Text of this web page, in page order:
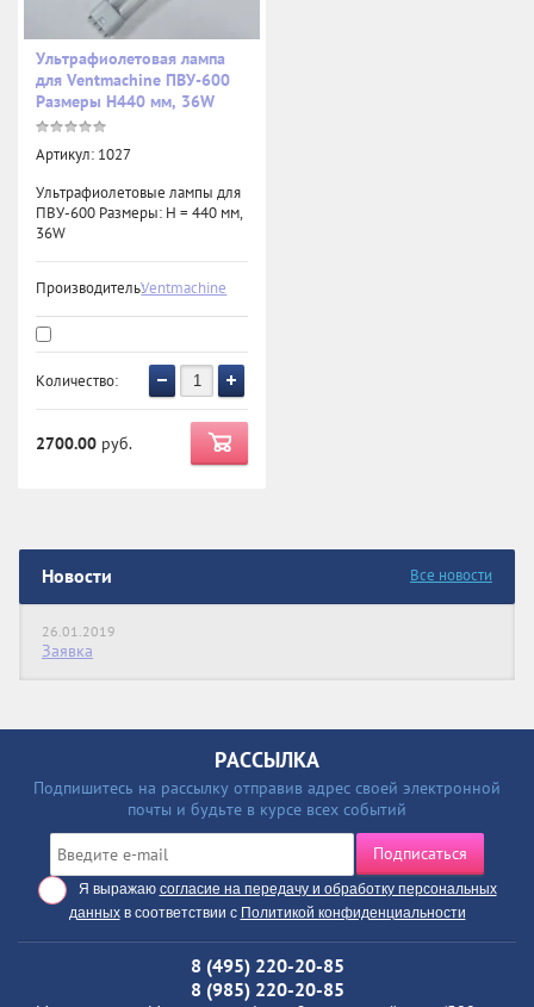
Новости Все новости
26.01.2019
Заявка
Ультрафиолетовая лампа
для Ventmachine ПВУ-600
Размеры H440 мм, 36W
Артикул: 1027
Ультрафиолетовые лампы для
ПВУ-600 Размеры: Н = 440 мм,
36W
Производитель:Ventmachine
Количество:
2700.00 руб.
РАССЫЛКА
Подпишитесь на рассылку отправив адрес своей электронной
почты и будьте в курсе всех событий
Я выражаю согласие на передачу и обработку персональных
данныхв соответствии с Политикой конфиденциальности
Подписаться
8 (495) 220-20-85
8 (985) 220-20-85